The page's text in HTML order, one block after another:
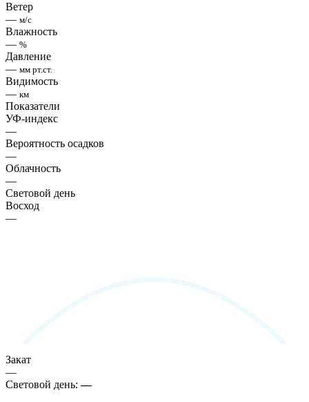
Ветер
— м/с
Влажность
— %
Давление
— мм рт.ст.
Видимость
— км
Показатели
УФ-индекс
—
Вероятность осадков
—
Облачность
—
Световой день
Восход
—
Закат
—
Световой день:—